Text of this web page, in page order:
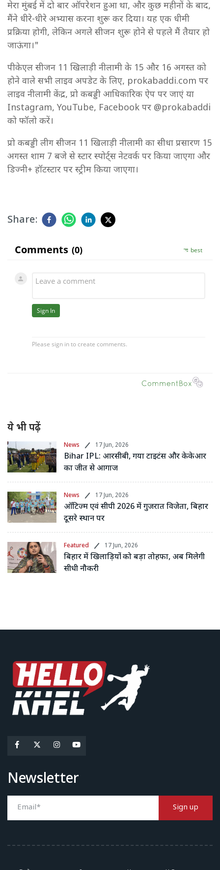
मेरा मुंबई में दो बार ऑपरेशन हुआ था, और कुछ महीनों के बाद,
मैंने धीरे-धीरे अभ्यास करना शुरू कर दिया। यह एक धीमी
प्रक्रिया होगी, लेकिन अगले सीजन शुरू होने से पहले मैं तैयार हो
जाऊंगा।"
पीकेएल सीजन 11 खिलाड़ी नीलामी के 15 और 16 अगस्त को
होने वाले सभी लाइव अपडेट के लिए, prokabaddi.com पर
लाइव नीलामी केंद्र, प्रो कबड्डी आधिकारिक ऐप पर जाएं या
Instagram, YouTube, Facebook पर @prokabaddi
को फॉलो करें।
प्रो कबड्डी लीग सीजन 11 खिलाड़ी नीलामी का सीधा प्रसारण 15
अगस्त शाम 7 बजे से स्टार स्पोर्ट्स नेटवर्क पर किया जाएगा और
डिज्नी+ हॉटस्टार पर स्ट्रीम किया जाएगा।
Share:
ये भी पढ़ें
News 17 Jun, 2026
Bihar IPL: आरसीबी, गया टाइटंस और केकेआर
का जीत से आगाज
News 17 Jun, 2026
ऑटिज्म एवं सीपी 2026 में गुजरात विजेता, बिहार
दूसरे स्थान पर
Featured 17 Jun, 2026
बिहार में खिलाड़ियों को बड़ा तोहफा, अब मिलेगी
सीधी नौकरी
Newsletter
Sign up